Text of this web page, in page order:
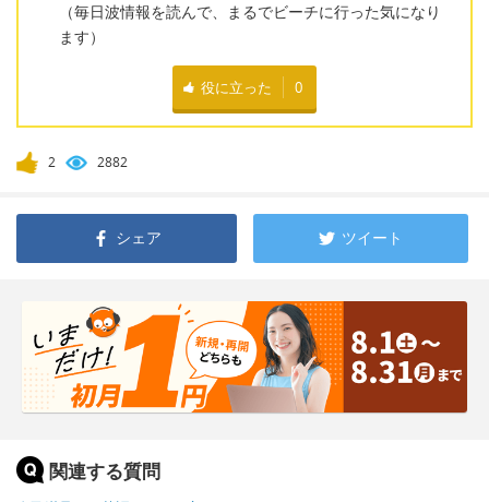
（毎日波情報を読んで、まるでビーチに行った気になり
ます）
役に立った 0
2 2882
シェア ツイート
関連する質問